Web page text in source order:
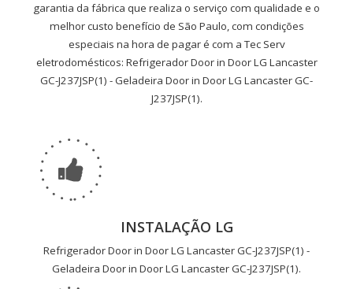
garantia da fábrica que realiza o serviço com qualidade e o
melhor custo benefício de São Paulo, com condições
especiais na hora de pagar é com a Tec Serv
eletrodomésticos: Refrigerador Door in Door LG Lancaster
GC-J237JSP(1) - Geladeira Door in Door LG Lancaster GC-
J237JSP(1).
INSTALAÇÃO LG
Refrigerador Door in Door LG Lancaster GC-J237JSP(1) -
Geladeira Door in Door LG Lancaster GC-J237JSP(1).